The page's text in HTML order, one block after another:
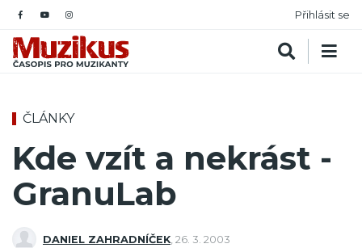
Přihlásit se
ČLÁNKY
Kde vzít a nekrást -
GranuLab
DANIEL ZAHRADNÍČEK 26. 3. 2003